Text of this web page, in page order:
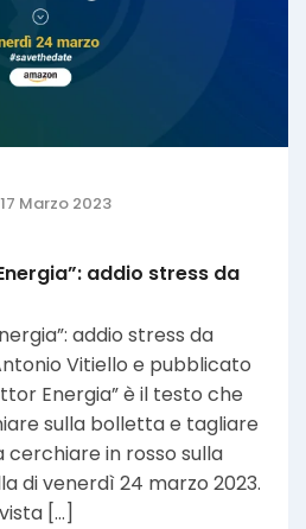
17 Marzo 2023
addio stress da
addio stress da
Vitiello e pubblicato
Energia” è il testo che
sulla bolletta e tagliare
cerchiare in rosso sulla
di venerdì 24 marzo 2023.
[…]